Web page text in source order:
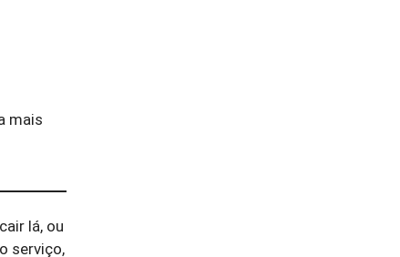
mais
lá, ou
serviço,